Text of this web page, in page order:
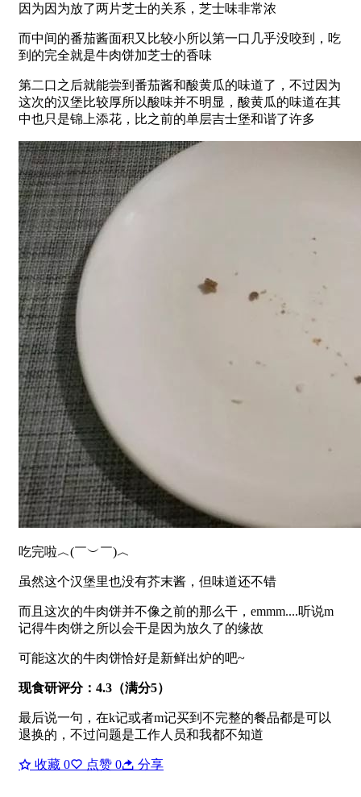
因为因为放了两片芝士的关系，芝士味非常浓
而中间的番茄酱面积又比较小所以第一口几乎没咬到，吃
到的完全就是牛肉饼加芝士的香味
第二口之后就能尝到番茄酱和酸黄瓜的味道了，不过因为
这次的汉堡比较厚所以酸味并不明显，酸黄瓜的味道在其
中也只是锦上添花，比之前的单层吉士堡和谐了许多
吃完啦︿(￣︶￣)︿
虽然这个汉堡里也没有芥末酱，但味道还不错
而且这次的牛肉饼并不像之前的那么干，emmm....听说m
记得牛肉饼之所以会干是因为放久了的缘故
可能这次的牛肉饼恰好是新鲜出炉的吧~
现食研评分：4.3（满分5）
最后说一句，在k记或者m记买到不完整的餐品都是可以
退换的，不过问题是工作人员和我都不知道
收藏 0 点赞 0 分享